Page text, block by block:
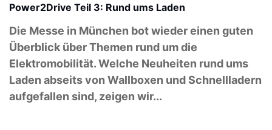
Power2Drive Teil 3: Rund ums Laden
Die Messe in München bot wieder einen guten
Überblick über Themen rund um die
Elektromobilität. Welche Neuheiten rund ums
Laden abseits von Wallboxen und Schnellladern
aufgefallen sind, zeigen wir...